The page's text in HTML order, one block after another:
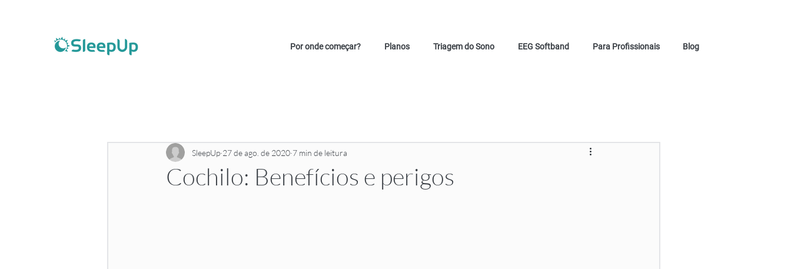
Cochilo: Benefícios e perigos
SleepUp 27 de ago. de 2020 7 min de leitura
Por onde começar? Planos Triagem do Sono EEG Softband Para Profissionais Blog